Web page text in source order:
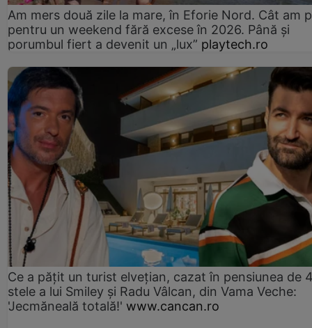
Am mers două zile la mare, în Eforie Nord. Cât am
pentru un weekend fără excese în 2026. Până și
porumbul fiert a devenit un „lux” playtech.ro
Ce a pățit un turist elvețian, cazat în pensiunea de
stele a lui Smiley și Radu Vâlcan, din Vama Veche:
'Jecmăneală totală!' www.cancan.ro